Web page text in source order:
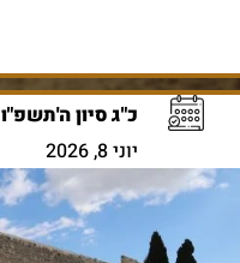
כ"ג סיון ה'תשפ"ו
יוני 8, 2026